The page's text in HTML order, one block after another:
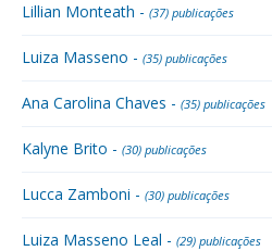
Lillian Monteath - (37) publicações
Luiza Masseno - (35) publicações
Ana Carolina Chaves - (35) publicações
Kalyne Brito - (30) publicações
Lucca Zamboni - (30) publicações
Luiza Masseno Leal - (29) publicações